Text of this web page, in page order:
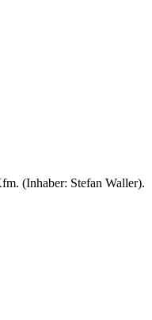
(Inhaber: Stefan Waller).